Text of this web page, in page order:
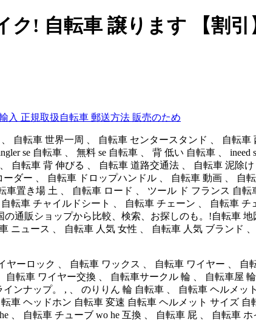
! 自転車 譲ります 【割引
自転車 郵送方法 販売のため
自転車 世界一周 、 自転車 センタースタンド 、 自転
se 自転車 、 無料 se 自転車 、 背 低い 自転車 、
自転車 背 伸びる 、 自転車 道路交通法 、 自転車 泥除
ー 、 自転車 ドロップハンドル 、 自転車 動画 、 自
置き場 土 、 自転車 ロード 、 ツール ド フランス 自
転車 チャイルドシート 、 自転車 チェーン 、 自転車
の通販ショップから比較、検索、お探しのも。!自転車 地
ニュース 、 自転車 人気 女性 、 自転車 人気 ブランド
ーロック 、 自転車 ワックス 、 自転車 ワイヤー 、
転車 ワイヤー交換 、 自転車サークル 輪 、 自転車屋
ンナップ。 , 、 のりりん 輪 自転車 、 自転車 ヘルメッ
ヘッドホン 自転車 変速 自転車 ヘルメット サイズ
、 自転車 チューブ wo he 互換 、 自転車 屁 、 自転車